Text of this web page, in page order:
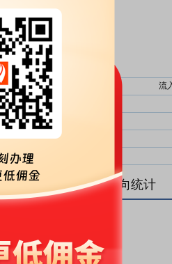
流
盘后资金流向统计